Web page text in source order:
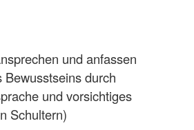
und anfassen
Bewusstseins durch
und vorsichtiges
Schultern)